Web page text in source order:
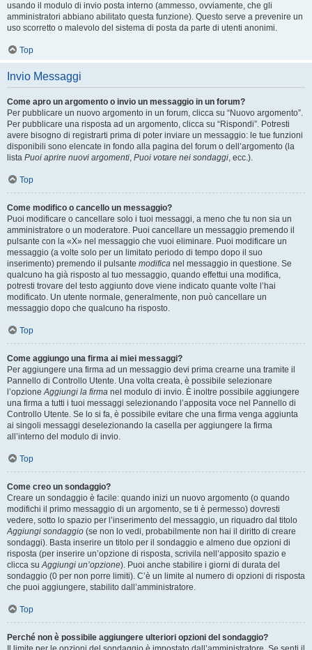
usando il modulo di invio posta interno (ammesso, ovviamente, che gli
amministratori abbiano abilitato questa funzione). Questo serve a prevenire un
uso scorretto o malevolo del sistema di posta da parte di utenti anonimi.
Top
Invio Messaggi
Come apro un argomento o invio un messaggio in un forum?
Per pubblicare un nuovo argomento in un forum, clicca su “Nuovo argomento”.
Per pubblicare una risposta ad un argomento, clicca su “Rispondi”. Potresti
avere bisogno di registrarti prima di poter inviare un messaggio: le tue funzioni
disponibili sono elencate in fondo alla pagina del forum o dell’argomento (la
lista Puoi aprire nuovi argomenti, Puoi votare nei sondaggi, ecc.).
Top
Come modifico o cancello un messaggio?
Puoi modificare o cancellare solo i tuoi messaggi, a meno che tu non sia un
amministratore o un moderatore. Puoi cancellare un messaggio premendo il
pulsante con la «X» nel messaggio che vuoi eliminare. Puoi modificare un
messaggio (a volte solo per un limitato periodo di tempo dopo il suo
inserimento) premendo il pulsante modifica nel messaggio in questione. Se
qualcuno ha già risposto al tuo messaggio, quando effettui una modifica,
potresti trovare del testo aggiunto dove viene indicato quante volte l’hai
modificato. Un utente normale, generalmente, non può cancellare un
messaggio dopo che qualcuno ha risposto.
Top
Come aggiungo una firma ai miei messaggi?
Per aggiungere una firma ad un messaggio devi prima crearne una tramite il
Pannello di Controllo Utente. Una volta creata, è possibile selezionare
l’opzioneAggiungi la firma nel modulo di invio. È inoltre possibile aggiungere
una firma a tutti i tuoi messaggi selezionando l’apposita voce nel Pannello di
Controllo Utente. Se lo si fa, è possibile evitare che una firma venga aggiunta
ai singoli messaggi deselezionando la casella per aggiungere la firma
all’interno del modulo di invio.
Top
Come creo un sondaggio?
Creare un sondaggio è facile: quando inizi un nuovo argomento (o quando
modifichi il primo messaggio di un argomento, se ti è permesso) dovresti
vedere, sotto lo spazio per l’inserimento del messaggio, un riquadro dal titolo
Aggiungi sondaggio (se non lo vedi, probabilmente non hai il diritto di creare
sondaggi). Basta inserire un titolo per il sondaggio e almeno due opzioni di
risposta (per inserire un’opzione di risposta, scrivila nell’apposito spazio e
clicca suAggiungi un’opzione). Puoi anche stabilire i giorni di durata del
sondaggio (0 per non porre limiti). C’è un limite al numero di opzioni di risposta
che puoi aggiungere, stabilito dall’amministratore.
Top
Perché non è possibile aggiungere ulteriori opzioni del sondaggio?